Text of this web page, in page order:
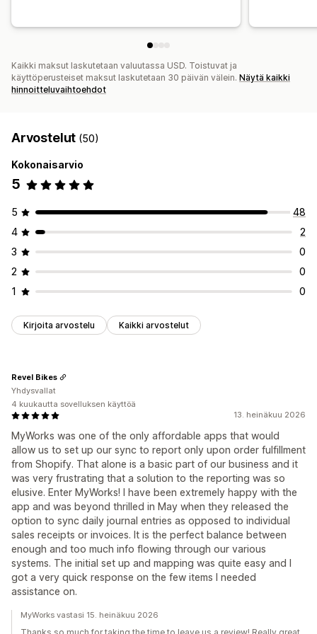
Kaikki maksut laskutetaan valuutassa USD. Toistuvat ja
käyttöperusteiset maksut laskutetaan 30 päivän välein. Näytä kaikki
hinnoitteluvaihtoehdot
Arvostelut (50)
Kokonaisarvio
5
5
48
4
2
3
0
2
0
1
0
Kirjoita arvostelu Kaikki arvostelut
13. heinäkuu 2026
MyWorks was one of the only affordable apps that would
allow us to set up our sync to report only upon order fulfillment
from Shopify. That alone is a basic part of our business and it
was very frustrating that a solution to the reporting was so
elusive. Enter MyWorks! I have been extremely happy with the
app and was beyond thrilled in May when they released the
option to sync daily journal entries as opposed to individual
sales receipts or invoices. It is the perfect balance between
enough and too much info flowing through our various
systems. The initial set up and mapping was quite easy and I
got a very quick response on the few items I needed
assistance on.
Revel Bikes
Yhdysvallat
4 kuukautta sovelluksen käyttöä
MyWorks vastasi 15. heinäkuu 2026